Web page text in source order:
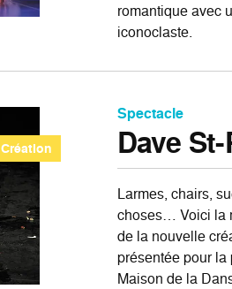
romantique avec
iconoclaste.
Création
Spectacle
Dave
Larmes, chairs,
choses… Voici la
de la nouvelle
présentée pour la
Maison de la